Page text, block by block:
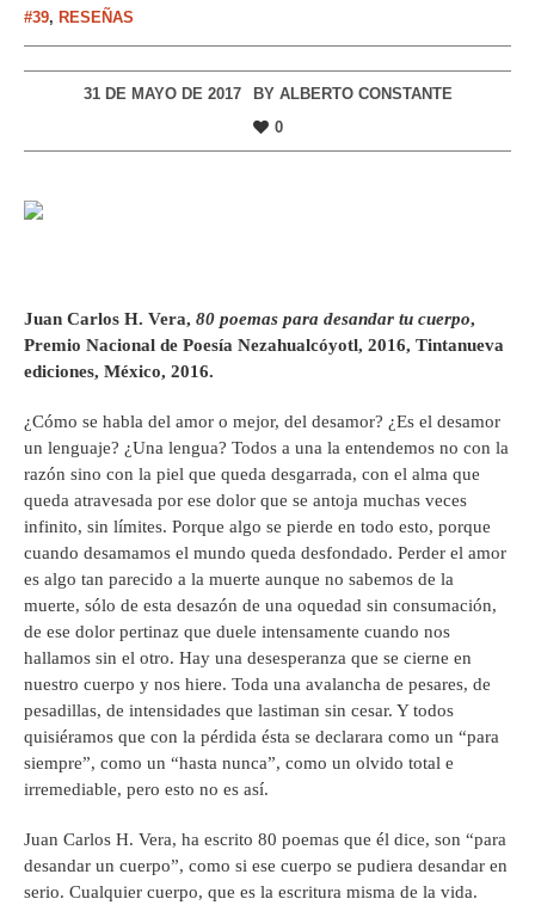
#39, RESEÑAS
31 DE MAYO DE 2017 BY ALBERTO CONSTANTE
0
Juan Carlos H. Vera, 80 poemas para desandar tu cuerpo,
Premio Nacional de Poesía Nezahualcóyotl, 2016, Tintanueva
ediciones, México, 2016.
¿Cómo se habla del amor o mejor, del desamor? ¿Es el desamor
un lenguaje? ¿Una lengua? Todos a una la entendemos no con la
razón sino con la piel que queda desgarrada, con el alma que
queda atravesada por ese dolor que se antoja muchas veces
infinito, sin límites. Porque algo se pierde en todo esto, porque
cuando desamamos el mundo queda desfondado. Perder el amor
es algo tan parecido a la muerte aunque no sabemos de la
muerte, sólo de esta desazón de una oquedad sin consumación,
de ese dolor pertinaz que duele intensamente cuando nos
hallamos sin el otro. Hay una desesperanza que se cierne en
nuestro cuerpo y nos hiere. Toda una avalancha de pesares, de
pesadillas, de intensidades que lastiman sin cesar. Y todos
quisiéramos que con la pérdida ésta se declarara como un “para
siempre”, como un “hasta nunca”, como un olvido total e
irremediable, pero esto no es así.
Juan Carlos H. Vera, ha escrito 80 poemas que él dice, son “para
desandar un cuerpo”, como si ese cuerpo se pudiera desandar en
serio. Cualquier cuerpo, que es la escritura misma de la vida.